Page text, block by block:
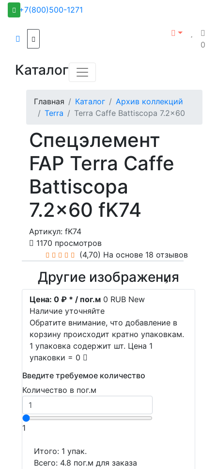
+7(800)500-1271
0
Каталог
Главная Каталог
Архив коллекций
Terra
Terra Caffe Battiscopa 7.2x60
Спецэлемент
FAP Terra Caffe
Battiscopa
7.2x60 fK74
Артикул: fK74
1170 просмотров
(4,70) На основе 18 отзывов
Другие изображения
Цена: 0 ₽ * / пог.м 0 RUB New
Наличие уточняйте
Обратите внимание, что добавление в
корзину происходит кратно упаковкам.
1 упаковка содержит шт. Цена 1
упаковки = 0
Введите требуемое количество
Количество в пог.м
1
Итого: 1 упак.
Всего: 4.8 пог.м для заказа